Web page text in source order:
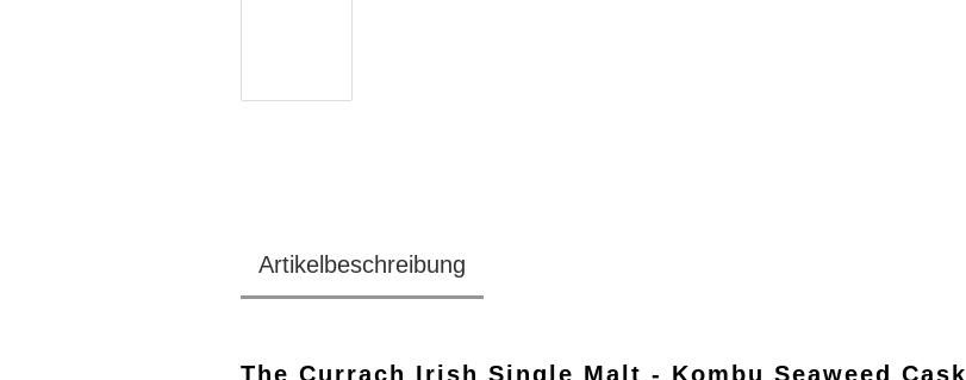
Artikelbeschreibung
The Currach Irish Single Malt - Kombu Seaweed Cask